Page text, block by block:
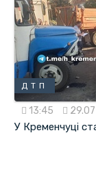
ДТП
13:45 29.07
У Кременчуці